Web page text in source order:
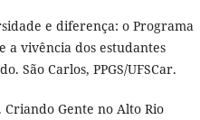
e diferença: o Programa
a vivência dos estudantes
São Carlos, PPGS/UFSCar.
Criando Gente no Alto Rio